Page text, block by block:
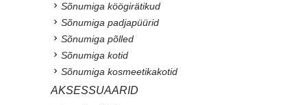
Sõnumiga köögirätikud
Sõnumiga padjapüürid
Sõnumiga põlled
Sõnumiga kotid
Sõnumiga kosmeetikakotid
AKSESSUAARID